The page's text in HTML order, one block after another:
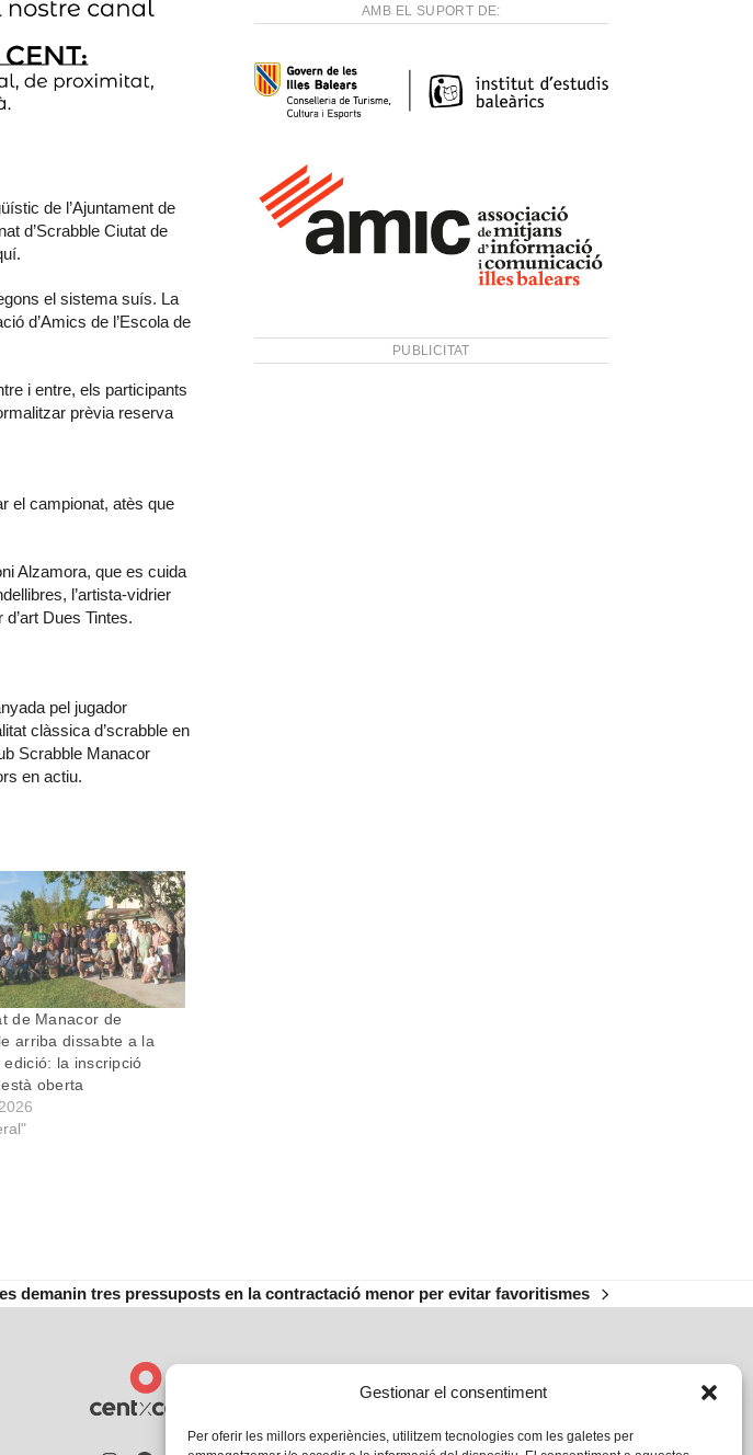
Gestionar el consentiment
Per oferir les millors experiències, utilitzem tecnologies com les galetes per
de l’Ajuntament de
d’Scrabble Ciutat de
el sistema suís. La
d’Amics de l’Escola de
i entre, els participants
prèvia reserva
el campionat, atès que
Alzamora, que es cuida
l’artista-vidrier
Dues Tintes.
pel jugador
clàssica d’scrabble en
Scrabble Manacor
en actiu.
de Manacor de
arriba dissabte a la
edició: la inscripció
oberta
AMB EL SUPORT DE:
PUBLICITAT
demanin tres pressuposts en la contractació menor per evitar favoritismes